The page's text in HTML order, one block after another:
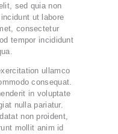
sed quia non
ut labore
consectetur
tempor incididunt
ullamco
consequat.
in voluptate
nulla pariatur.
non proident,
mollit anim id